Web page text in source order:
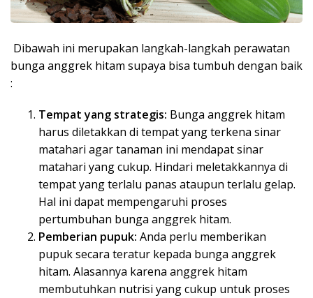
Dibawah ini merupakan langkah-langkah perawatan
bunga anggrek hitam supaya bisa tumbuh dengan baik
:
Tempat yang strategis: Bunga anggrek hitam
harus diletakkan di tempat yang terkena sinar
matahari agar tanaman ini mendapat sinar
matahari yang cukup. Hindari meletakkannya di
tempat yang terlalu panas ataupun terlalu gelap.
Hal ini dapat mempengaruhi proses
pertumbuhan bunga anggrek hitam.
Pemberian pupuk: Anda perlu memberikan
pupuk secara teratur kepada bunga anggrek
hitam. Alasannya karena anggrek hitam
membutuhkan nutrisi yang cukup untuk proses